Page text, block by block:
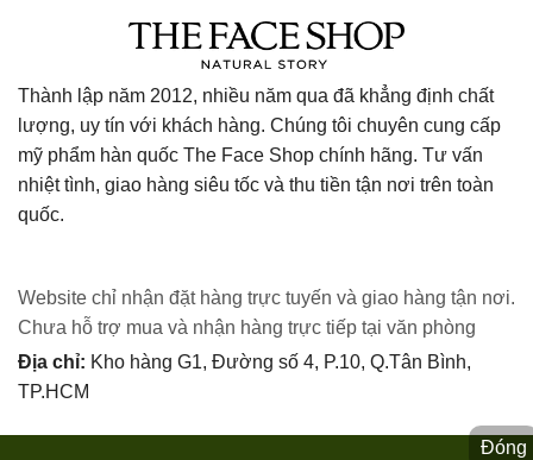
Thành lập năm 2012, nhiều năm qua đã khẳng định chất
lượng, uy tín với khách hàng. Chúng tôi chuyên cung cấp
mỹ phẩm hàn quốc The Face Shop chính hãng. Tư vấn
nhiệt tình, giao hàng siêu tốc và thu tiền tận nơi trên toàn
quốc.
Website chỉ nhận đặt hàng trực tuyến và giao hàng tận nơi.
Chưa hỗ trợ mua và nhận hàng trực tiếp tại văn phòng
Địa chỉ: Kho hàng G1, Đường số 4, P.10, Q.Tân Bình,
TP.HCM
Đóng